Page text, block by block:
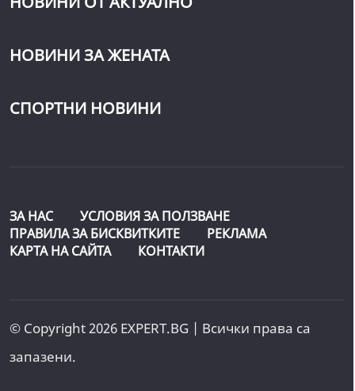
НОВИНИ ЗА ЖЕНАТА
СПОРТНИ НОВИНИ
ЗА НАС
УСЛОВИЯ ЗА ПОЛЗВАНЕ
ПРАВИЛА ЗА БИСКВИТКИТЕ
РЕКЛАМА
КАРТА НА САЙТА
КОНТАКТИ
© Copyright 2026 EXPERT.BG | Всички права са
запазени.